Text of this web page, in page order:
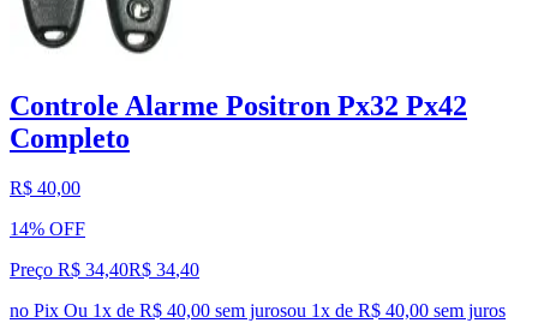
Controle Alarme Positron Px32 Px42
Completo
R$ 40,00
14% OFF
Preço R$ 34,40R$ 34,40
no Pix Ou 1x de R$ 40,00 sem jurosou 1x de R$ 40,00 sem juros